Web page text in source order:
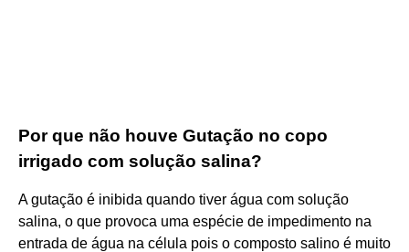
Por que não houve Gutação no copo
irrigado com solução salina?
A gutação é inibida quando tiver água com solução
salina, o que provoca uma espécie de impedimento na
entrada de água na célula pois o composto salino é muito